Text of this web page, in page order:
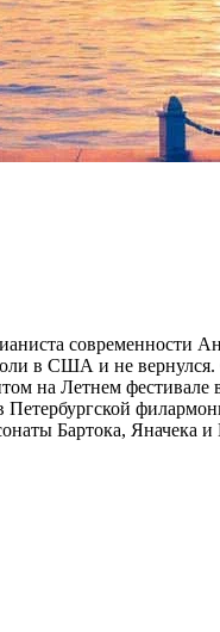
современности
в США и не
на Летнем
Бартока,